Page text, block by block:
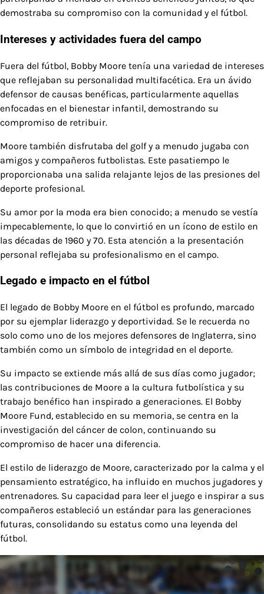
demostraba su compromiso con la comunidad y el fútbol.
Intereses y actividades fuera del campo
Fuera del fútbol, Bobby Moore tenía una variedad de intereses
que reflejaban su personalidad multifacética. Era un ávido
defensor de causas benéficas, particularmente aquellas
enfocadas en el bienestar infantil, demostrando su
compromiso de retribuir.
Moore también disfrutaba del golf y a menudo jugaba con
amigos y compañeros futbolistas. Este pasatiempo le
proporcionaba una salida relajante lejos de las presiones del
deporte profesional.
Su amor por la moda era bien conocido; a menudo se vestía
impecablemente, lo que lo convirtió en un ícono de estilo en
las décadas de 1960 y 70. Esta atención a la presentación
personal reflejaba su profesionalismo en el campo.
Legado e impacto en el fútbol
El legado de Bobby Moore en el fútbol es profundo, marcado
por su ejemplar liderazgo y deportividad. Se le recuerda no
solo como uno de los mejores defensores de Inglaterra, sino
también como un símbolo de integridad en el deporte.
Su impacto se extiende más allá de sus días como jugador;
las contribuciones de Moore a la cultura futbolística y su
trabajo benéfico han inspirado a generaciones. El Bobby
Moore Fund, establecido en su memoria, se centra en la
investigación del cáncer de colon, continuando su
compromiso de hacer una diferencia.
El estilo de liderazgo de Moore, caracterizado por la calma y el
pensamiento estratégico, ha influido en muchos jugadores y
entrenadores. Su capacidad para leer el juego e inspirar a sus
compañeros estableció un estándar para las generaciones
futuras, consolidando su estatus como una leyenda del
fútbol.